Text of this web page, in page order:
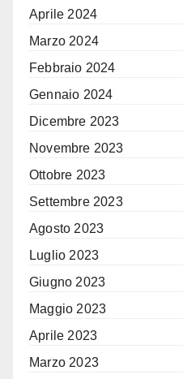
Aprile 2024
Marzo 2024
Febbraio 2024
Gennaio 2024
Dicembre 2023
Novembre 2023
Ottobre 2023
Settembre 2023
Agosto 2023
Luglio 2023
Giugno 2023
Maggio 2023
Aprile 2023
Marzo 2023